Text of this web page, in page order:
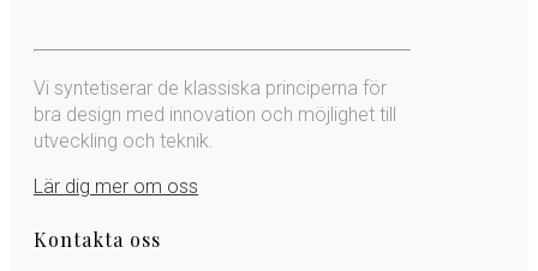
Vi syntetiserar de klassiska principerna för
bra design med innovation och möjlighet till
utveckling och teknik.
Lär dig mer om oss
Kontakta oss